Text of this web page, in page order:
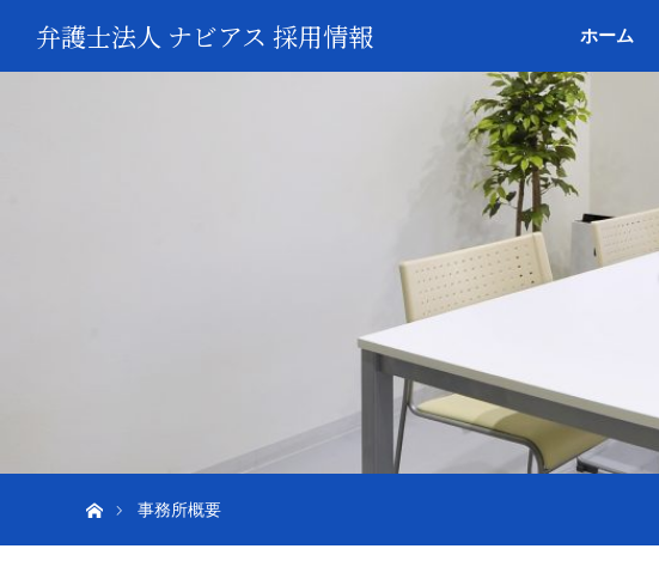
弁護士法人 ナビアス 採用情報 ホーム
事務所概要